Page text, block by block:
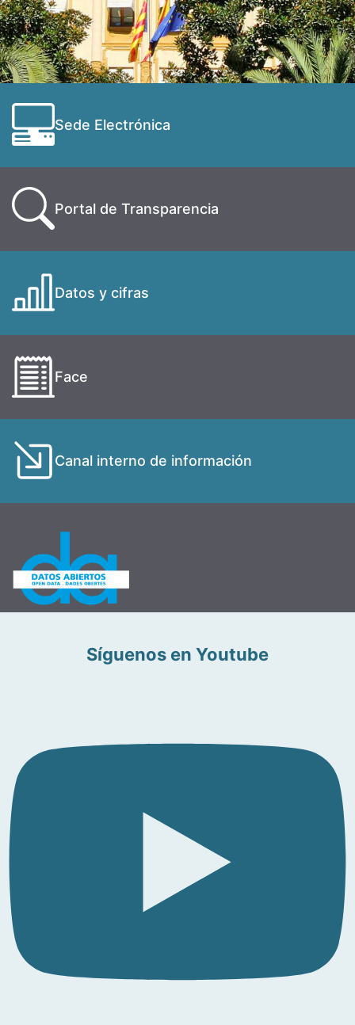
Sede Electrónica
Portal de Transparencia
Datos y cifras
Face
Canal interno de información
Síguenos en Youtube